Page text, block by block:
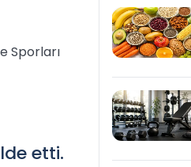
Sporları
etti.